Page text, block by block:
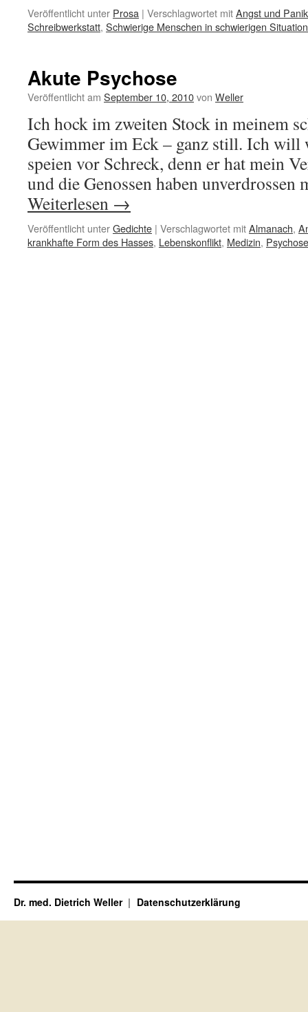
Veröffentlicht unter Prosa | Verschlagwortet mitAngst und Panik
Schreibwerkstatt, Schwierige Menschen in schwierigen
Akute Psychose
Veröffentlicht am September 10, 2010von Weller
Ich hock im zweiten Stock in meinem
Gewimmer im Eck – ganz still. Ich will
speien vor Schreck, denn er hat mein
und die Genossen haben
Weiterlesen →
Veröffentlicht unterGedichte | Verschlagwortet mitAlmanach,
krankhafte Form des Hasses, Lebenskonflikt, Medizin, Psychose
Dr. med. Dietrich Weller Datenschutzerklärung